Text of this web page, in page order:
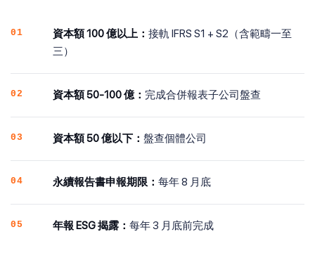
01 資本額 100 億以上： 接軌 IFRS S1 + S2（含範疇一至
三）
02 資本額 50-100 億： 完成合併報表子公司盤查
03 資本額 50 億以下： 盤查個體公司
04 永續報告書申報期限： 每年 8 月底
05 年報 ESG 揭露： 每年 3 月底前完成